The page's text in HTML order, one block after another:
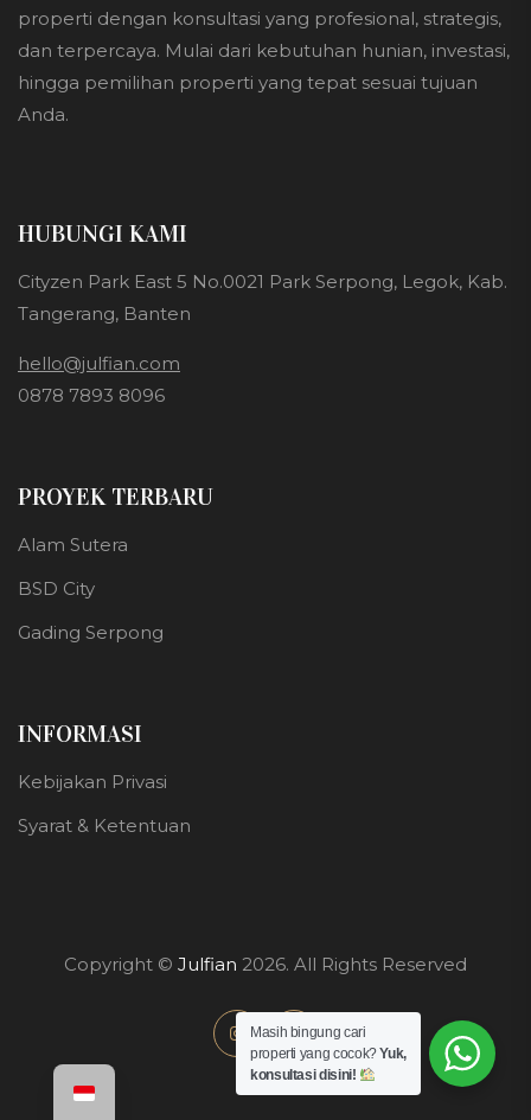
properti dengan konsultasi yang profesional, strategis,
dan terpercaya. Mulai dari kebutuhan hunian, investasi,
hingga pemilihan properti yang tepat sesuai tujuan
Anda.
HUBUNGI KAMI
Cityzen Park East 5 No.0021 Park Serpong, Legok, Kab.
Tangerang, Banten
hello@julfian.com
0878 7893 8096
PROYEK TERBARU
Alam Sutera
BSD City
Gading Serpong
INFORMASI
Kebijakan Privasi
Syarat & Ketentuan
Copyright © Julfian 2026. All Rights Reserved
Masih bingung cari
properti yang cocok?Yuk,
konsultasi disini!